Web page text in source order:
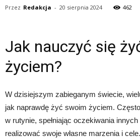
Przez Redakcja - 20 sierpnia 2024 462
Jak nauczyć się
życiem?
W dzisiejszym zabieganym świecie,
jak naprawdę żyć swoim życiem.
w rutynie, spełniając oczekiwania
realizować swoje własne marzenia i